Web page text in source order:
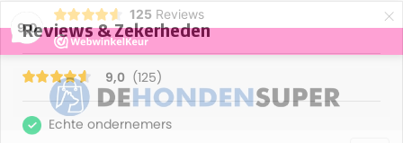
9,0
125 Reviews ×